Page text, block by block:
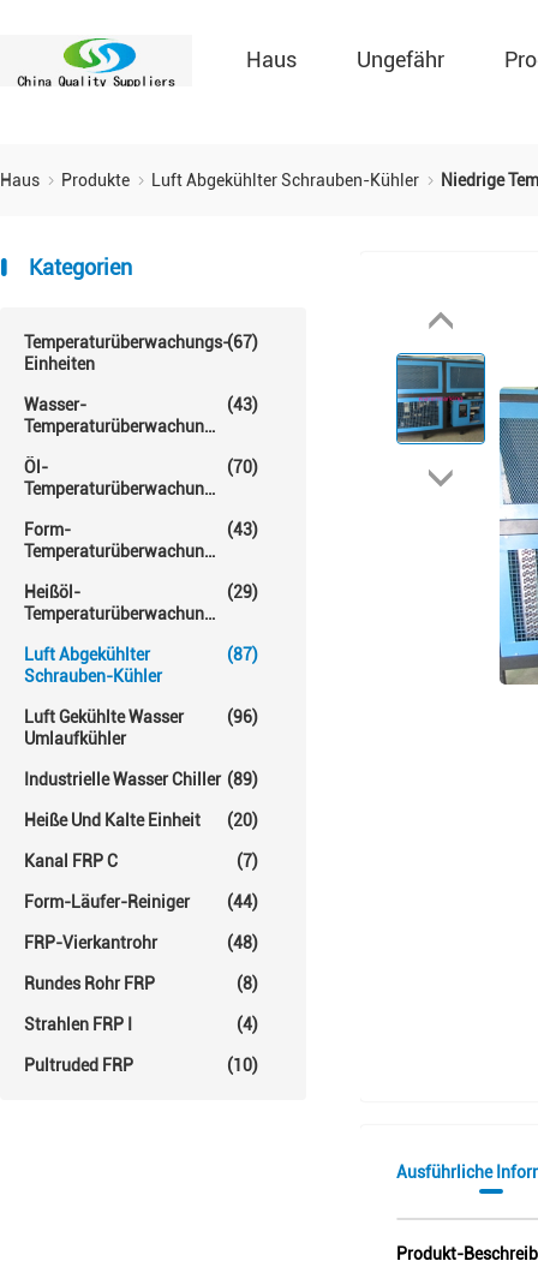
Haus Ungefähr
Haus Produkte Luft Abgekühlter Schrauben-Kühler Niedrige
Kategorien
Temperaturüberwachungs-
Einheiten
(67)
Wasser-
Temperaturüberwachungs-
(43)
Öl-
Temperaturüberwachungs-
(70)
Form-
Temperaturüberwachungs-
(43)
Heißöl-
Temperaturüberwachungs-
(29)
Luft Abgekühlter
Schrauben-Kühler
(87)
Luft Gekühlte Wasser
Umlaufkühler
(96)
Industrielle Wasser Chiller (89)
Heiße Und Kalte Einheit (20)
Kanal FRP C (7)
Form-Läufer-Reiniger (44)
FRP-Vierkantrohr (48)
Rundes Rohr FRP (8)
Strahlen FRP I (4)
Pultruded FRP (10)
Ausführliche
Produkt-